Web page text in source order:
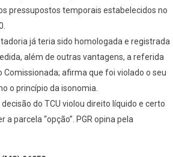
pressupostos temporais estabelecidos no
já teria sido homologada e registrada
além de outras vantagens, a referida
Comissionada; afirma que foi violado o seu
o princípio da isonomia.
do TCU violou direito líquido e certo
parcela “opção”. PGR opina pela